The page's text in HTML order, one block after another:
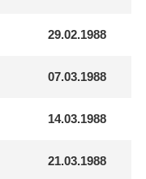
29.02.1988
07.03.1988
14.03.1988
21.03.1988